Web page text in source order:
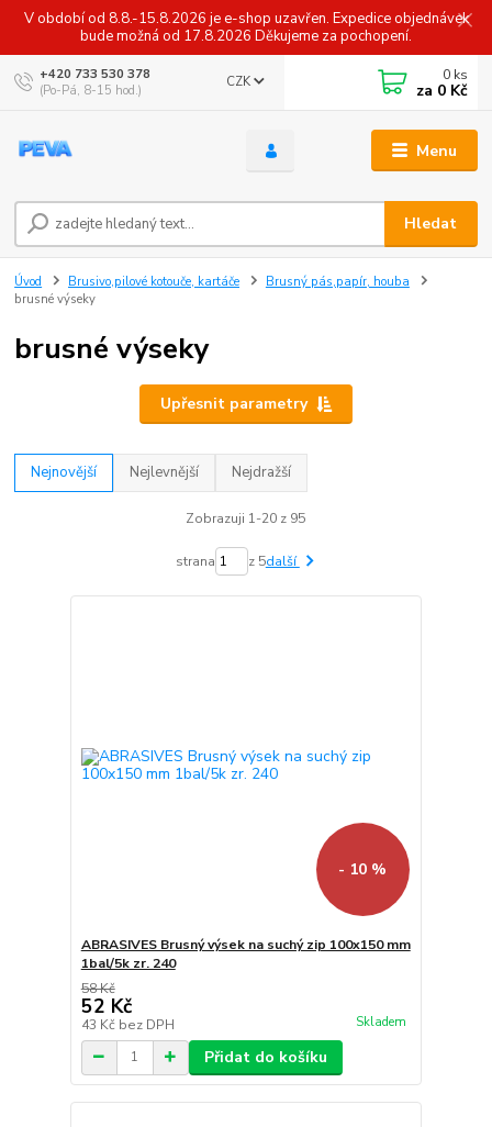
V období od 8.8.-15.8.2026 je e-shop uzavřen. Expedice objednávek
bude možná od 17.8.2026 Děkujeme za pochopení.
Menu
CZK
Hledat
+420 733 530 378
(Po-Pá, 8-15 hod.)
0 ks
za 0 Kč
Úvod Brusivo,pilové kotouče, kartáče
Brusný pás,papír, houba
brusné výseky
brusné výseky
Upřesnit parametry
Nejnovější Nejlevnější Nejdražší
Zobrazuji 1-20 z 95
strana z 5další
- 10 %
ABRASIVES Brusný výsek na suchý zip 100x150 mm
1bal/5k zr. 240
58 Kč
52 Kč
43 Kč bez DPH Skladem
Přidat do košíku